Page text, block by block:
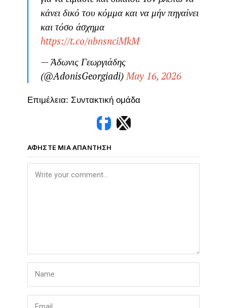
κάνει δικό του κόμμα και να μήν πηγαίνει
και τόσο άσχημα
https://t.co/nbnsnciMkM
— Άδωνις Γεωργιάδης
(@AdonisGeorgiadi)May 16, 2026
Επιμέλεια: Συντακτική ομάδα
ΑΦΉΣΤΕ ΜΙΑ ΑΠΆΝΤΗΣΗ